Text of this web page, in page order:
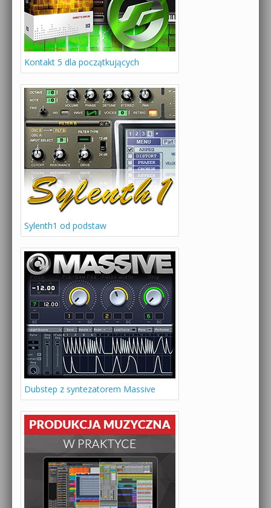
Kontakt 5 dla początkujących
Sylenth1 od podstaw
Dubstep z syntezatorem Massive